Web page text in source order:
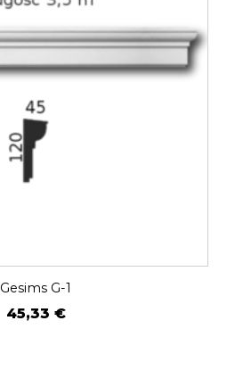
Gesims G-1
45,33 €